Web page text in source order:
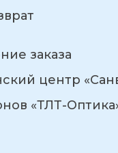
заказа
центр
«ТЛТ-